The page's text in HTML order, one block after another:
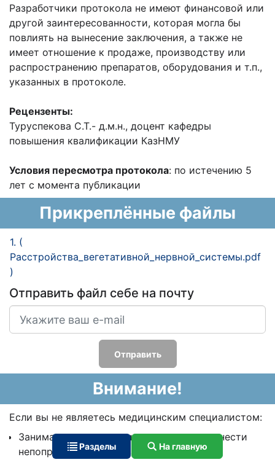
Разработчики протокола не имеют финансовой или
другой заинтересованности, которая могла бы
повлиять на вынесение заключения, а также не
имеет отношение к продаже, производству или
распространению препаратов, оборудования и т.п.,
указанных в протоколе.
Рецензенты:
Туруспекова С.Т.- д.м.н., доцент кафедры
повышения квалификации КазНМУ
Условия пересмотра протокола: по истечению 5
лет с момента публикации
Прикреплённые файлы
1. (
Расстройства_вегетативной_нервной_системы.pdf
)
Отправить файл себе на почту
Отправить
Внимание!
Если вы не являетесь медицинским специалистом:
Занимаясь самолечением, вы можете нанести
непоправимый вред своему здоровью.
Разделы На главную